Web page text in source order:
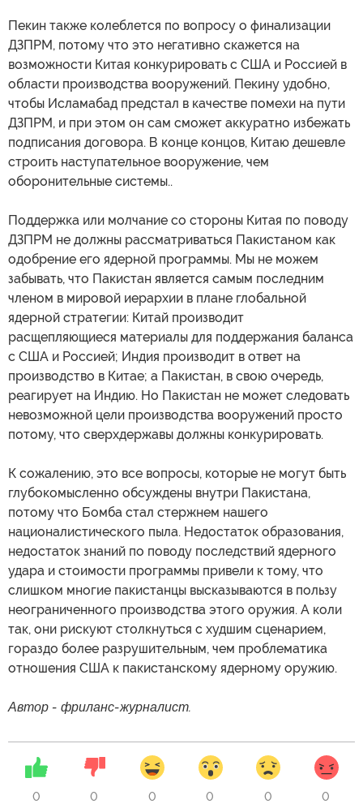
Пекин также колеблется по вопросу о финализации
ДЗПРМ, потому что это негативно скажется на
возможности Китая конкурировать с США и Россией в
области производства вооружений. Пекину удобно,
чтобы Исламабад предстал в качестве помехи на пути
ДЗПРМ, и при этом он сам сможет аккуратно избежать
подписания договора. В конце концов, Китаю дешевле
строить наступательное вооружение, чем
оборонительные системы..
Поддержка или молчание со стороны Китая по поводу
ДЗПРМ не должны рассматриваться Пакистаном как
одобрение его ядерной программы. Мы не можем
забывать, что Пакистан является самым последним
членом в мировой иерархии в плане глобальной
ядерной стратегии: Китай производит
расщепляющиеся материалы для поддержания баланса
с США и Россией; Индия производит в ответ на
производство в Китае; а Пакистан, в свою очередь,
реагирует на Индию. Но Пакистан не может следовать
невозможной цели производства вооружений просто
потому, что сверхдержавы должны конкурировать.
К сожалению, это все вопросы, которые не могут быть
глубокомысленно обсуждены внутри Пакистана,
потому что Бомба стал стержнем нашего
националистического пыла. Недостаток образования,
недостаток знаний по поводу последствий ядерного
удара и стоимости программы привели к тому, что
слишком многие пакистанцы высказываются в пользу
неограниченного производства этого оружия. А коли
так, они рискуют столкнуться с худшим сценарием,
гораздо более разрушительным, чем проблематика
отношения США к пакистанскому ядерному оружию.
Автор - фриланс-журналист.
0 0 0 0 0 0